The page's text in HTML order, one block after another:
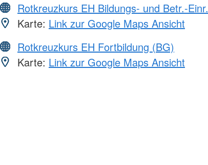
Rotkreuzkurs EH Bildungs- und Betr.-
Karte: Link zur Google Maps Ansicht
Rotkreuzkurs EH Fortbildung (BG)
Karte: Link zur Google Maps Ansicht